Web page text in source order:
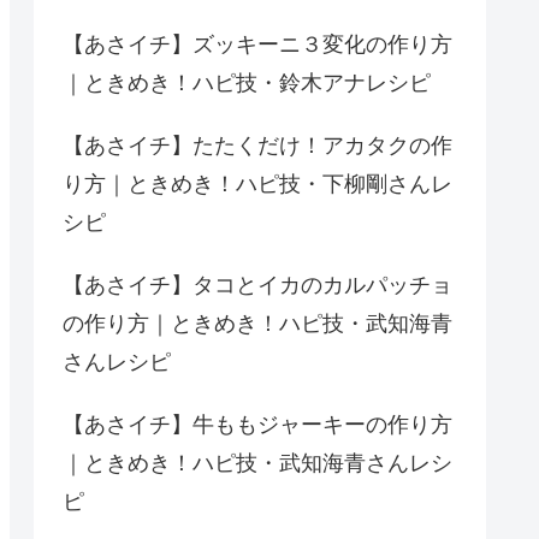
【あさイチ】ズッキーニ３変化の作り方
｜ときめき！ハピ技・鈴木アナレシピ
【あさイチ】たたくだけ！アカタクの作
り方｜ときめき！ハピ技・下柳剛さんレ
シピ
【あさイチ】タコとイカのカルパッチョ
の作り方｜ときめき！ハピ技・武知海青
さんレシピ
【あさイチ】牛ももジャーキーの作り方
｜ときめき！ハピ技・武知海青さんレシ
ピ